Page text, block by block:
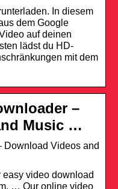
In diesem
dem Google
auf deinen
lädst du HD-
mit dem
–
Music …
Download Videos and
video download
… Our online video